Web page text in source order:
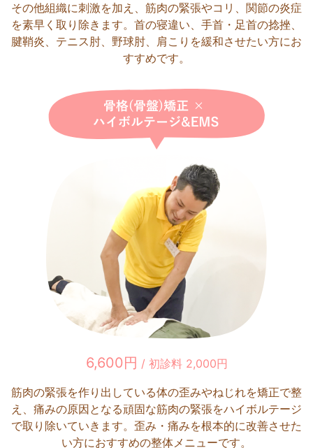
その他組織に刺激を加え、筋肉の緊張やコリ、関節の炎症
を素早く取り除きます。首の寝違い、手首・足首の捻挫、
腱鞘炎、テニス肘、野球肘、肩こりを緩和させたい方にお
すすめです。
6,600円 / 初診料 2,000円
筋肉の緊張を作り出している体の歪みやねじれを矯正で整
え、痛みの原因となる頑固な筋肉の緊張をハイボルテージ
で取り除いていきます。歪み・痛みを根本的に改善させた
い方におすすめの整体メニューです。